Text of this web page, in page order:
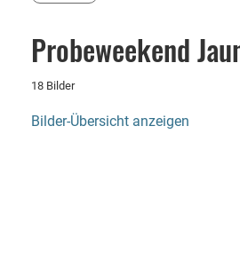
Probeweekend
18 Bilder
Bilder-Übersicht anzeigen